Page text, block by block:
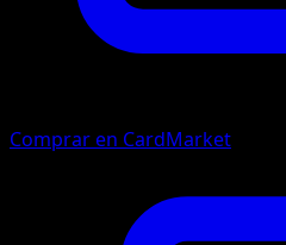
Comprar en CardMarket